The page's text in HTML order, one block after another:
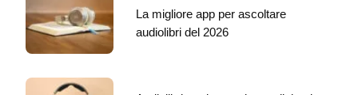
La migliore app per ascoltare
audiolibri del 2026